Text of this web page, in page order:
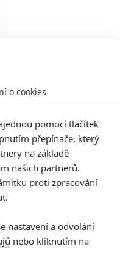
o cookies
pomocí tlačítek
přepínače, který
na základě
našich partnerů.
proti zpracování
nastavení a odvolání
nebo kliknutím na